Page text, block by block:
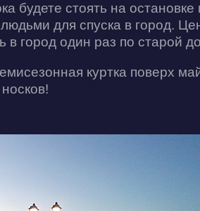
будете стоять на
людьми для спуска в город.
в город один раз по старой
куртка поверх